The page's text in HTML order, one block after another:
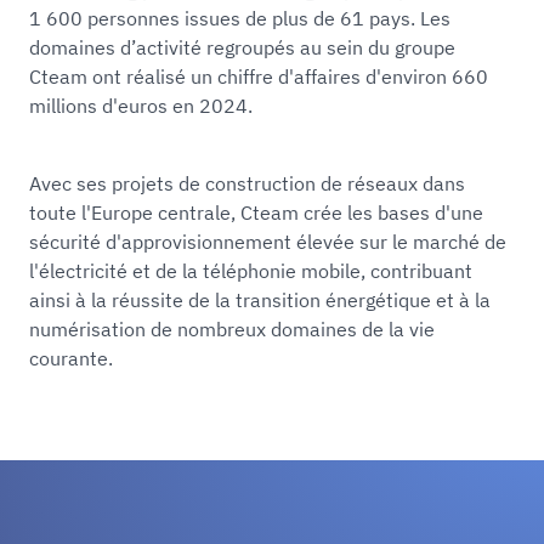
GmbH
Un sens de l’innovation prospectif :grâce à ses
activités de recherche et développement
régulières, le groupe Cteam est au fait des
différentes technologies du domaine de l'énergie.
Plus d'informations sur la technique
énergétique
1 600 personnes issues de plus de 61 pays. Les
domaines d’activité regroupés au sein du groupe
Cteam ont réalisé un chiffre d'affaires d'environ 660
millions d'euros en 2024.
Avec ses projets de construction de réseaux dans
toute l'Europe centrale, Cteam crée les bases d'une
sécurité d'approvisionnement élevée sur le marché de
l'électricité et de la téléphonie mobile, contribuant
ainsi à la réussite de la transition énergétique et à la
numérisation de nombreux domaines de la vie
courante.